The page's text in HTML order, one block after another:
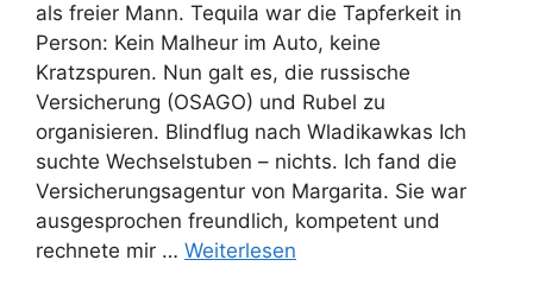
als freier Mann. Tequila war die Tapferkeit in
Person: Kein Malheur im Auto, keine
Kratzspuren. Nun galt es, die russische
Versicherung (OSAGO) und Rubel zu
organisieren. Blindflug nach Wladikawkas Ich
suchte Wechselstuben – nichts. Ich fand die
Versicherungsagentur von Margarita. Sie war
ausgesprochen freundlich, kompetent und
rechnete mir … Weiterlesen